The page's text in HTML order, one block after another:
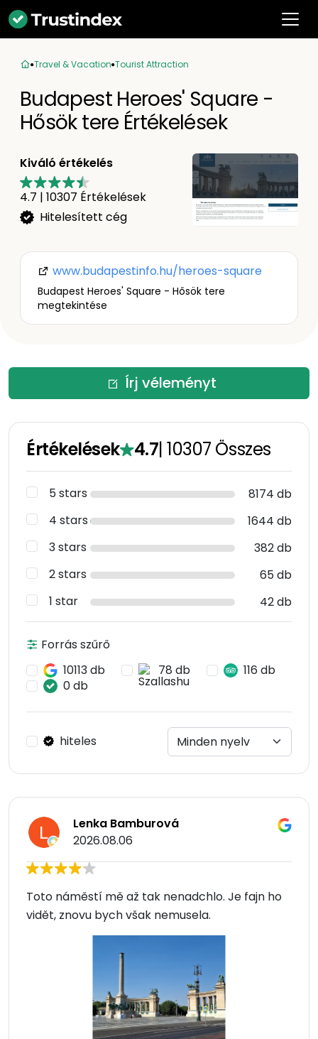
Travel & Vacation Tourist Attraction
Budapest Heroes' Square -
Hősök tere Értékelések
Kiváló értékelés
4.7 | 10307 Értékelések
Hitelesített cég
www.budapestinfo.hu/heroes-square
Budapest Heroes' Square - Hősök tere
megtekintése
Írj véleményt
Értékelések 4.7|10307 Összes
5 stars
8174 db
4 stars
1644 db
3 stars
382 db
2 stars
65 db
1 star
42 db
Forrás szűrő
10113 db
78 db
116 db
0 db
hiteles
Lenka Bamburová
2026.08.06
Toto náměstí mě až tak nenadchlo. Je fajn ho
vidět, znovu bych však nemusela.